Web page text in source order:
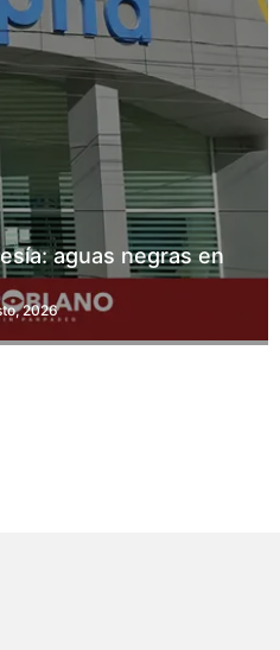
aguas negras en
2026